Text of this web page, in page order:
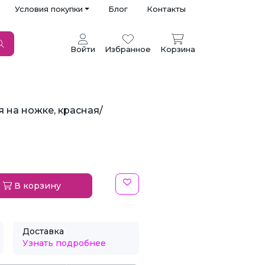
Условия покупки Блог Контакты
Войти Избранное Корзина
на ножке, красная/
В корзину
Доставка
Узнать подробнее